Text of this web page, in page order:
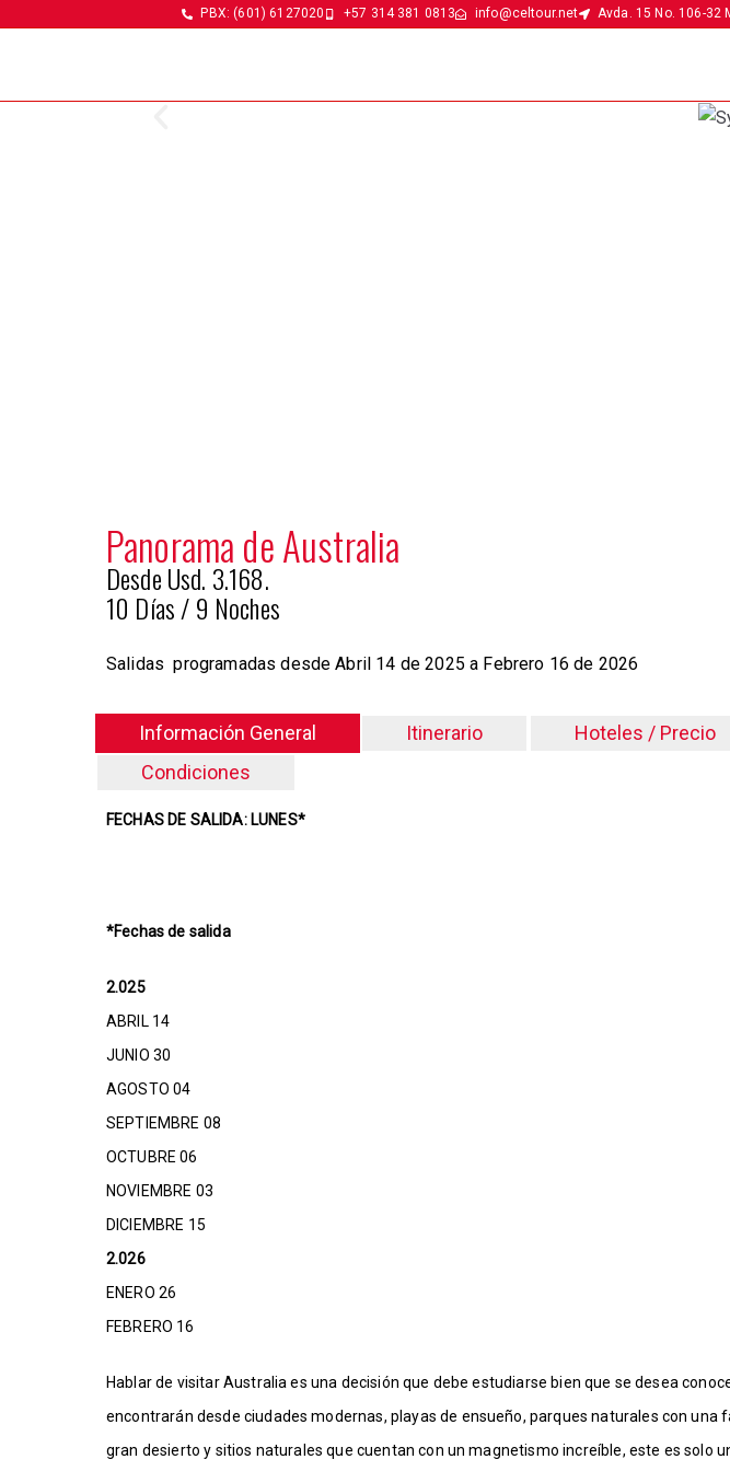
PBX: (601) 6127020 +57 314 381 0813 info@celtour.net Avda. 15 No. 106-32
Panorama de Australia
Desde Usd. 3.168.
10 Días / 9 Noches
Salidas programadas desde Abril 14 de 2025 a Febrero 16 de 2026
Información General Itinerario Hoteles / Precio
Condiciones
FECHAS DE SALIDA: LUNES*
*Fechas de salida
2.025
ABRIL 14
JUNIO 30
AGOSTO 04
SEPTIEMBRE 08
OCTUBRE 06
NOVIEMBRE 03
DICIEMBRE 15
2.026
ENERO 26
FEBRERO 16
Hablar de visitar Australia es una decisión que debe estudiarse bien que se desea
encontrarán desde ciudades modernas, playas de ensueño, parques naturales con
gran desierto y sitios naturales que cuentan con un magnetismo increíble, este es